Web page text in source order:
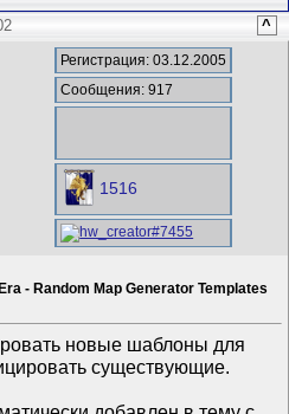
^
Регистрация: 03.12.2005
Сообщения: 917
1516
- Random Map Generator Templates
новые шаблоны для
существующие.